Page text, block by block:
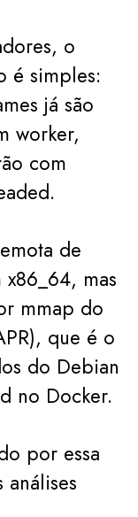
o
é simples:
já são
worker,
com
de
mas
mmap do
que é o
do Debian
no Docker.
por essa